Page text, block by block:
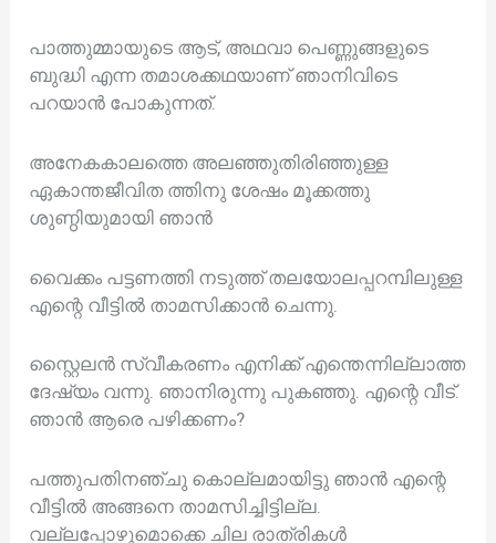
പാത്തുമ്മായുടെ ആട്, അഥവാ പെണ്ണുങ്ങളുടെ
ബുദ്ധി എന്ന തമാശക്കഥയാണ് ഞാനിവിടെ
പറയാൻ പോകുന്നത്.
അനേകകാലത്തെ അലഞ്ഞുതിരിഞ്ഞുള്ള
ഏകാന്തജീവിത ത്തിനു ശേഷം മൂക്കത്തു
ശുണ്ഠിയുമായി ഞാൻ
വൈക്കം പട്ടണത്തി നടുത്ത് തലയോലപ്പറമ്പിലുള്ള
എന്റെ വീട്ടിൽ താമസിക്കാൻ ചെന്നു.
സ്റ്റൈലൻ സ്വീകരണം എനിക്ക് എന്തെന്നില്ലാത്ത
ദേഷ്യം വന്നു. ഞാനിരുന്നു പുകഞ്ഞു. എന്റെ വീട്.
ഞാൻ ആരെ പഴിക്കണം?
പത്തുപതിനഞ്ചു കൊല്ലമായിട്ടു ഞാൻ എന്റെ
വീട്ടിൽ അങ്ങനെ താമസിച്ചിട്ടില്ല.
വല്ലപ്പോഴുമൊക്കെ ചില രാത്രികൾ